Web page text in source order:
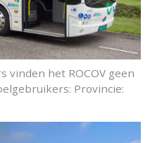
het ROCOV geen
Provincie: